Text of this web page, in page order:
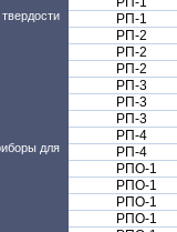
для
РП-1
РП-2
РП-2
РП-2
РП-3
РП-3
РП-3
РП-4
РП-4
РПО-1
РПО-1
РПО-1
РПО-1